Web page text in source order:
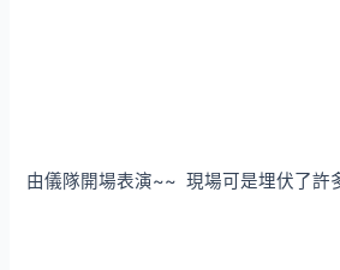
由儀隊開場表演~~ 現場可是埋伏了許